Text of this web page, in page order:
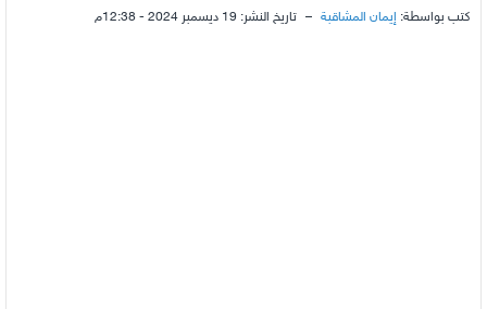
كتب بواسطة: إيمان المشاقبة – تاريخ النشر: 19 ديسمبر 2024 - 12:38م